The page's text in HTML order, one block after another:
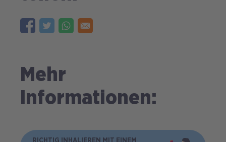
Mehr
Informationen:
RICHTIG INHALIEREN MIT EINEM